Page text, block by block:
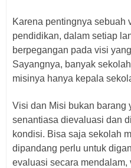
Karena pentingnya sebuah
pendidikan, dalam setiap
berpegangan pada visi
Sayangnya, banyak
misinya hanya kepala
Visi dan Misi bukan barang
senantiasa dievaluasi dan
kondisi. Bisa saja sekolah
dipandang perlu untuk
evaluasi secara